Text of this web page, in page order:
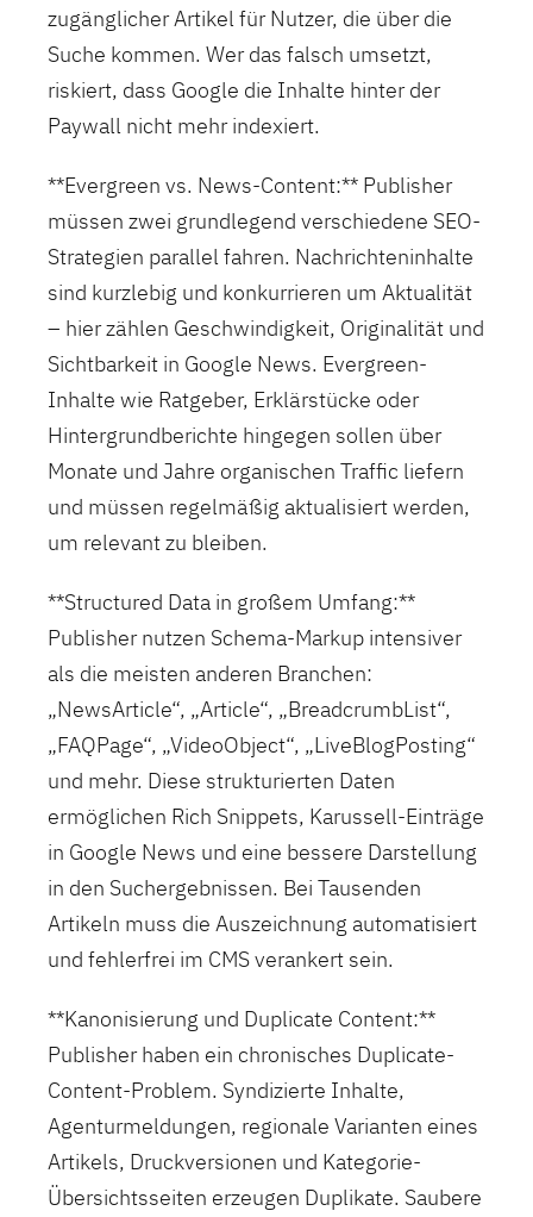
zugänglicher Artikel für Nutzer, die über die
Suche kommen. Wer das falsch umsetzt,
riskiert, dass Google die Inhalte hinter der
Paywall nicht mehr indexiert.
**Evergreen vs. News-Content:** Publisher
müssen zwei grundlegend verschiedene SEO-
Strategien parallel fahren. Nachrichteninhalte
sind kurzlebig und konkurrieren um Aktualität
– hier zählen Geschwindigkeit, Originalität und
Sichtbarkeit in Google News. Evergreen-
Inhalte wie Ratgeber, Erklärstücke oder
Hintergrundberichte hingegen sollen über
Monate und Jahre organischen Traffic liefern
und müssen regelmäßig aktualisiert werden,
um relevant zu bleiben.
**Structured Data in großem Umfang:**
Publisher nutzen Schema-Markup intensiver
als die meisten anderen Branchen:
„NewsArticle“, „Article“, „BreadcrumbList“,
„FAQPage“, „VideoObject“, „LiveBlogPosting“
und mehr. Diese strukturierten Daten
ermöglichen Rich Snippets, Karussell-Einträge
in Google News und eine bessere Darstellung
in den Suchergebnissen. Bei Tausenden
Artikeln muss die Auszeichnung automatisiert
und fehlerfrei im CMS verankert sein.
**Kanonisierung und Duplicate Content:**
Publisher haben ein chronisches Duplicate-
Content-Problem. Syndizierte Inhalte,
Agenturmeldungen, regionale Varianten eines
Artikels, Druckversionen und Kategorie-
Übersichtsseiten erzeugen Duplikate. Saubere